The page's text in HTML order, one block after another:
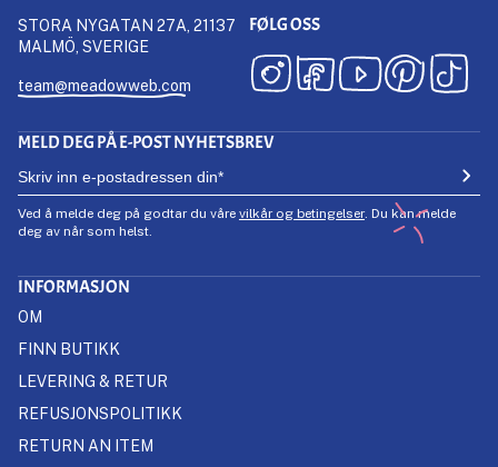
STORA NYGATAN 27A, 21137
MALMÖ, SVERIGE
team@meadowweb.com
FØLG OSS
MELD DEG PÅ E-POST NYHETSBREV
Ved å melde deg på godtar du våre vilkår og betingelser. Du kan melde
deg av når som helst.
INFORMASJON
OM
FINN BUTIKK
LEVERING & RETUR
REFUSJONSPOLITIKK
RETURN AN ITEM